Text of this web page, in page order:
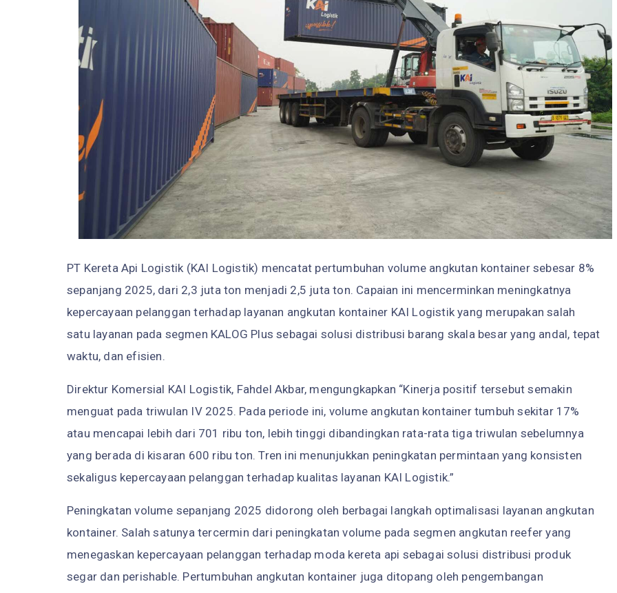
PT Kereta Api Logistik (KAI Logistik) mencatat pertumbuhan volume angkutan kontainer sebesar 8%
sepanjang 2025, dari 2,3 juta ton menjadi 2,5 juta ton. Capaian ini mencerminkan meningkatnya
kepercayaan pelanggan terhadap layanan angkutan kontainer KAI Logistik yang merupakan salah
satu layanan pada segmen KALOG Plus sebagai solusi distribusi barang skala besar yang andal, tepat
waktu, dan efisien.
Direktur Komersial KAI Logistik, Fahdel Akbar, mengungkapkan “Kinerja positif tersebut semakin
menguat pada triwulan IV 2025. Pada periode ini, volume angkutan kontainer tumbuh sekitar 17%
atau mencapai lebih dari 701 ribu ton, lebih tinggi dibandingkan rata-rata tiga triwulan sebelumnya
yang berada di kisaran 600 ribu ton. Tren ini menunjukkan peningkatan permintaan yang konsisten
sekaligus kepercayaan pelanggan terhadap kualitas layanan KAI Logistik.”
Peningkatan volume sepanjang 2025 didorong oleh berbagai langkah optimalisasi layanan angkutan
kontainer. Salah satunya tercermin dari peningkatan volume pada segmen angkutan reefer yang
menegaskan kepercayaan pelanggan terhadap moda kereta api sebagai solusi distribusi produk
segar dan perishable. Pertumbuhan angkutan kontainer juga ditopang oleh pengembangan